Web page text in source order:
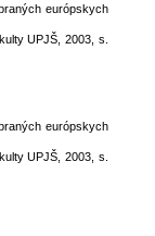
európskych
UPJŠ, 2003, s.
európskych
UPJŠ, 2003, s.